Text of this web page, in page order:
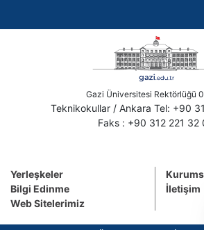
Gazi Üniversitesi Rektörlüğü
Teknikokullar / Ankara Tel: +90
Faks : +90 312 221 32
Yerleşkeler
Bilgi Edinme
Web Sitelerimiz
İletişim